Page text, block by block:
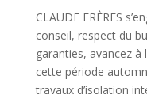
CLAUDE FRÈRES
conseil, respect du
garanties, avancez
cette période
travaux d’isolation